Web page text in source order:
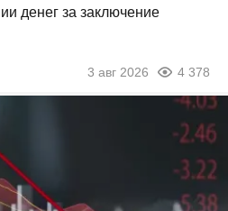
денег за заключение
3 авг 2026 4 378